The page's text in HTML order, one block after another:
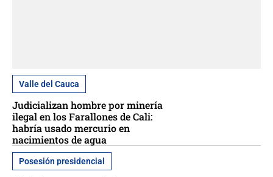
Valle del Cauca
Judicializan hombre por minería
ilegal en los Farallones de Cali:
habría usado mercurio en
nacimientos de agua
Posesión presidencial